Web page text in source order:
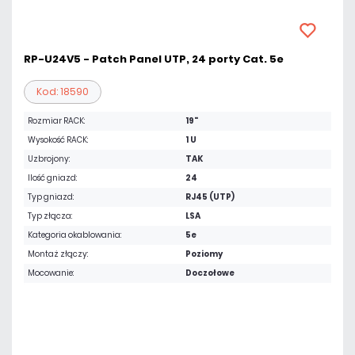
RP-U24V5 - Patch Panel UTP, 24 porty Cat. 5e
Kod: 18590
Rozmiar RACK:
19"
Wysokość RACK:
1 U
Uzbrojony:
TAK
Ilość gniazd:
24
Typ gniazd:
RJ45 (UTP)
Typ złącza:
LSA
Kategoria okablowania:
5e
Montaż złączy:
Poziomy
Mocowanie:
Doczołowe